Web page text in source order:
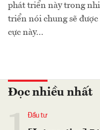
phát triển này trong
triển nói chung sẽ
cực này...
Đọc nhiều nhất
Đầu tư